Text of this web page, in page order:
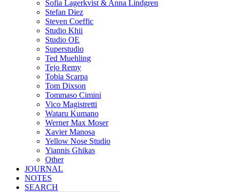
Sofia Lagerkvist & Anna Lindgren
Stefan Diez
Steven Coeffic
Studio Khii
Studio OE
Superstudio
Ted Muehling
Tejo Remy
Tobia Scarpa
Tom Dixson
Tommaso Cimini
Vico Magistretti
Wataru Kumano
Werner Max Moser
Xavier Manosa
Yellow Nose Studio
Yiannis Ghikas
Other
JOURNAL
NOTES
SEARCH